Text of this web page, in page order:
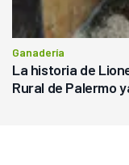
Ganadería
La historia de
Rural de Palermo